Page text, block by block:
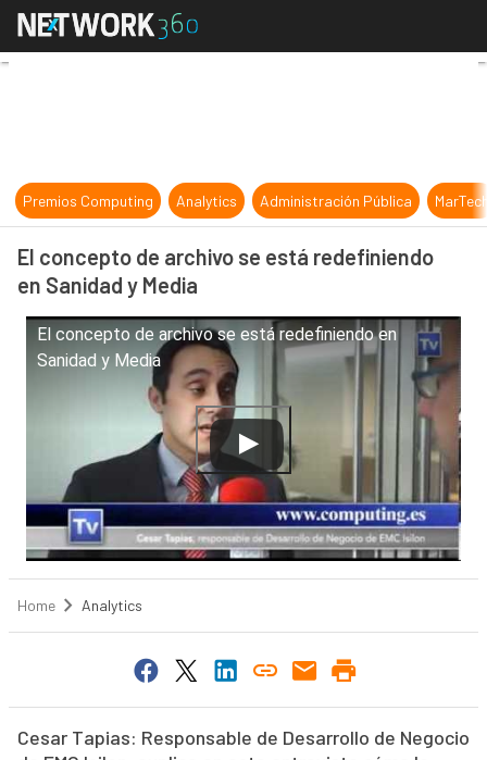
El concepto de archivo se está
Premios Computing Analytics Administración Pública
El concepto de archivo se está redefiniendo
en Sanidad y Media
El concepto de archivo se está redefiniendo en
Sanidad y Media
Home Analytics
Cesar Tapias: Responsable de Desarrollo de Negocio